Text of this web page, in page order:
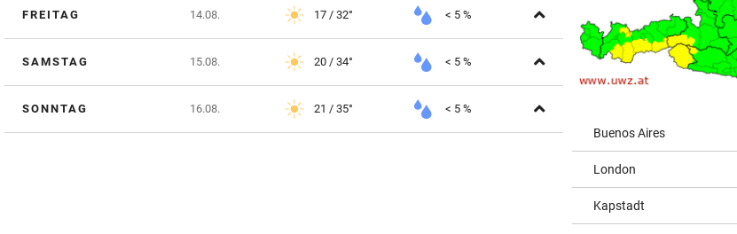
FREITAG 14.08. 17 / 32° < 5 % Aufklappen
SAMSTAG 15.08. 20 / 34° < 5 % Aufklappen
SONNTAG 16.08. 21 / 35° < 5 % Aufklappen
Buenos Aires
London
Kapstadt